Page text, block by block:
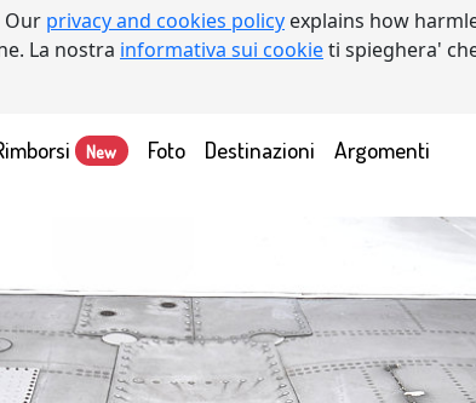
Our privacy and cookies policy explains how
La nostra informativa sui cookieti spieghera'
New Foto Destinazioni Argomenti